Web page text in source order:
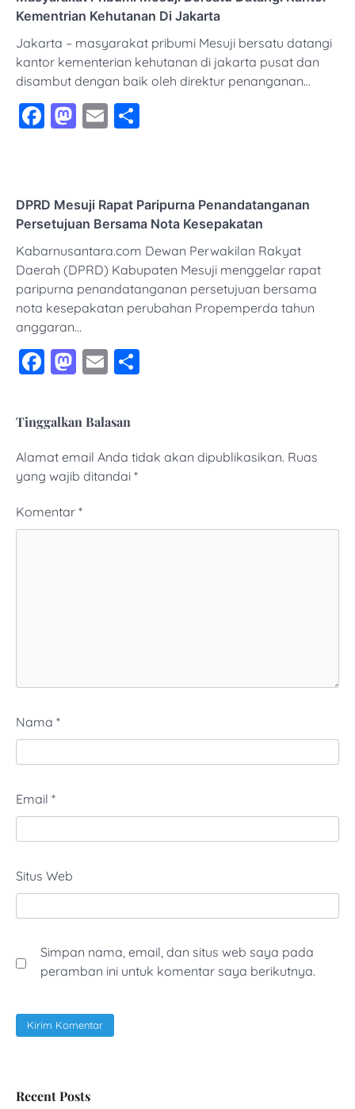
Kementrian Kehutanan Di Jakarta
Jakarta – masyarakat pribumi Mesuji bersatu datangi
kantor kementerian kehutanan di jakarta pusat dan
disambut dengan baik oleh direktur penanganan…
Facebook
Mastodon
Email
DPRD Mesuji Rapat Paripurna Penandatanganan
Persetujuan Bersama Nota Kesepakatan
Kabarnusantara.com Dewan Perwakilan Rakyat
Daerah (DPRD) Kabupaten Mesuji menggelar rapat
paripurna penandatanganan persetujuan bersama
nota kesepakatan perubahan Propemperda tahun
anggaran…
Facebook
Mastodon
Email
Tinggalkan Balasan
Alamat email Anda tidak akan dipublikasikan. Ruas
yang wajib ditandai *
Komentar *
Nama *
Email *
Situs Web
Simpan nama, email, dan situs web saya pada
peramban ini untuk komentar saya berikutnya.
Recent Posts